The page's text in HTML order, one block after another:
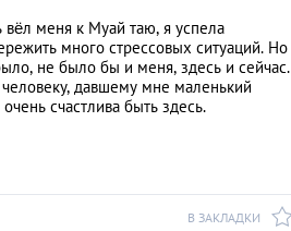
вёл меня к Муай таю, я успела
много стрессовых ситуаций. Но
не было бы и меня, здесь и сейчас.
давшему мне маленький
счастлива быть здесь.
В ЗАКЛАДКИ